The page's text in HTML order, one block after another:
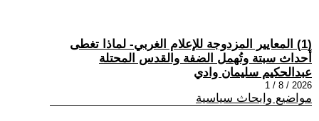
(1) المعايير المزدوجة للإعلام الغربي- لماذا تغطى
أحداث سبتة وتُهمل الضفة والقدس المحتلة
عبدالحكيم سليمان وادي
2026 / 8 / 1
مواضيع وابحاث سياسية